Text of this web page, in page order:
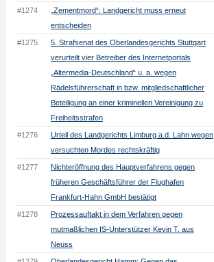
#1274
„Zementmord“: Landgericht muss erneut
entscheiden
#1275
5. Strafsenat des Oberlandesgerichts Stuttgart
verurteilt vier Betreiber des Internetportals
„Altermedia-Deutschland“ u. a. wegen
Rädelsführerschaft in bzw. mitgliedschaftlicher
Beteiligung an einer kriminellen Vereinigung zu
Freiheitsstrafen
#1276
Urteil des Landgerichts Limburg a.d. Lahn wegen
versuchten Mordes rechtskräftig
#1277
Nichteröffnung des Hauptverfahrens gegen
früheren Geschäftsführer der Flughafen
Frankfurt-Hahn GmbH bestätigt
#1278
Prozessauftakt in dem Verfahren gegen
mutmaßlichen IS-Unterstützer Kevin T. aus
Neuss